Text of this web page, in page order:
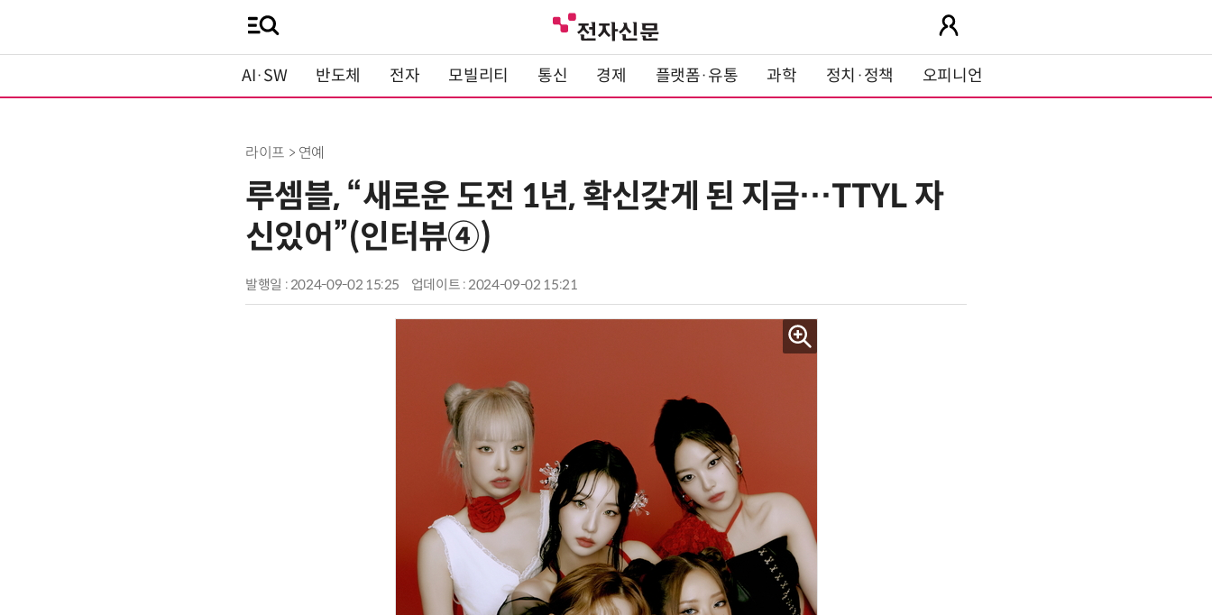
AI·SW 반도체 전자 모빌리티 통신 경제 플랫폼·유통 과학 정치·정책 오피니언
라이프 > 연예
루셈블, “새로운 도전 1년, 확신갖게 된 지금…TTYL 자
신있어”(인터뷰④)
발행일 : 2024-09-02 15:25 업데이트 : 2024-09-02 15:21